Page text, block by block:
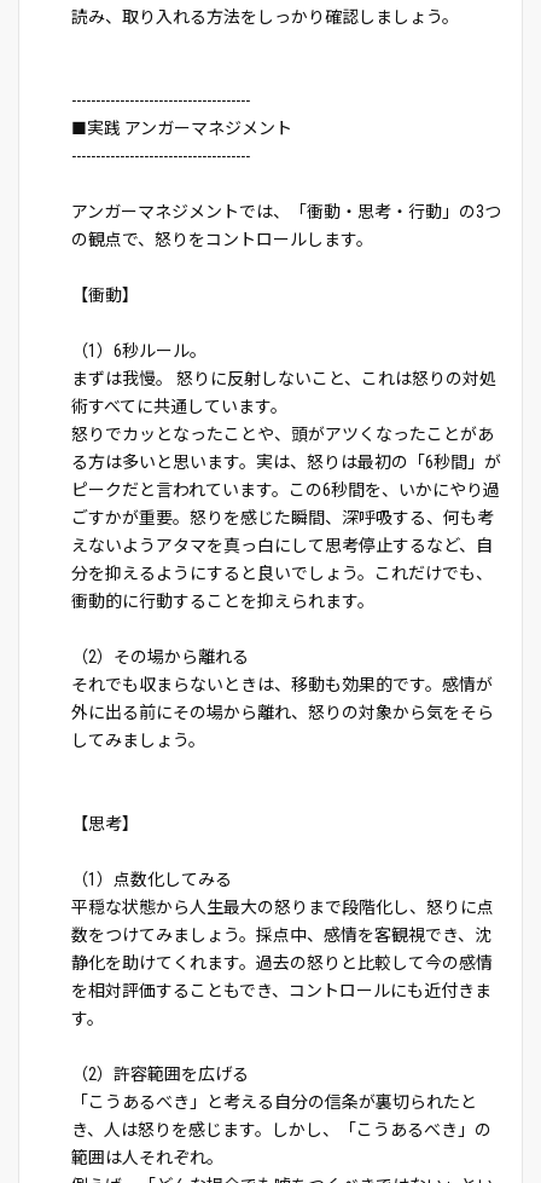
読み、取り入れる方法をしっかり確認しましょう。
-------------------------------------
■実践 アンガーマネジメント
-------------------------------------
アンガーマネジメントでは、「衝動・思考・行動」の3つ
の観点で、怒りをコントロールします。
【衝動】
（1）6秒ルール。
まずは我慢。 怒りに反射しないこと、これは怒りの対処
術すべてに共通しています。
怒りでカッとなったことや、頭がアツくなったことがあ
る方は多いと思います。実は、怒りは最初の「6秒間」が
ピークだと言われています。この6秒間を、いかにやり過
ごすかが重要。怒りを感じた瞬間、深呼吸する、何も考
えないようアタマを真っ白にして思考停止するなど、自
分を抑えるようにすると良いでしょう。これだけでも、
衝動的に行動することを抑えられます。
（2）その場から離れる
それでも収まらないときは、移動も効果的です。感情が
外に出る前にその場から離れ、怒りの対象から気をそら
してみましょう。
【思考】
（1）点数化してみる
平穏な状態から人生最大の怒りまで段階化し、怒りに点
数をつけてみましょう。採点中、感情を客観視でき、沈
静化を助けてくれます。過去の怒りと比較して今の感情
を相対評価することもでき、コントロールにも近付きま
す。
（2）許容範囲を広げる
「こうあるべき」と考える自分の信条が裏切られたと
き、人は怒りを感じます。しかし、「こうあるべき」の
範囲は人それぞれ。